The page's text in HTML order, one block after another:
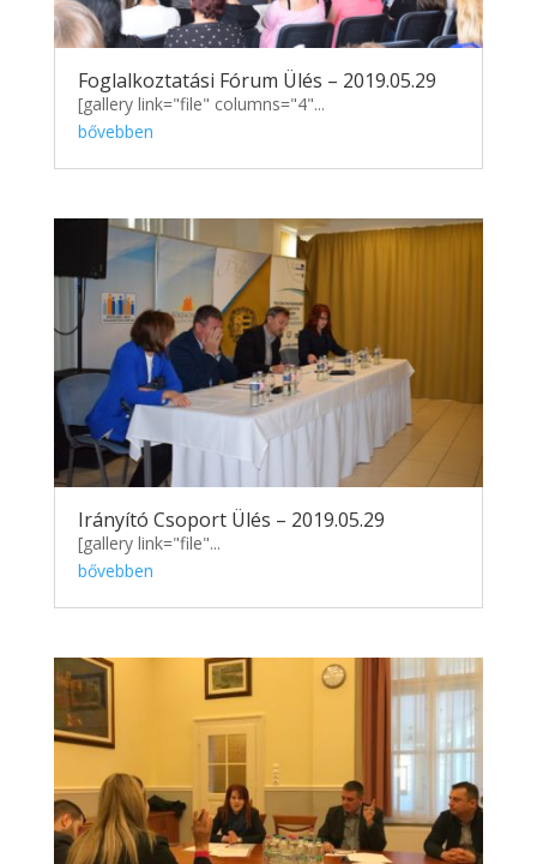
Foglalkoztatási Fórum Ülés – 2019.05.29
[gallery link="file" columns="4"...
bővebben
Irányító Csoport Ülés – 2019.05.29
[gallery link="file"...
bővebben